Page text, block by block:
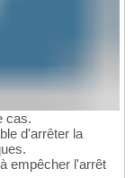
cas.
d'arrêter la
empêcher l'arrêt